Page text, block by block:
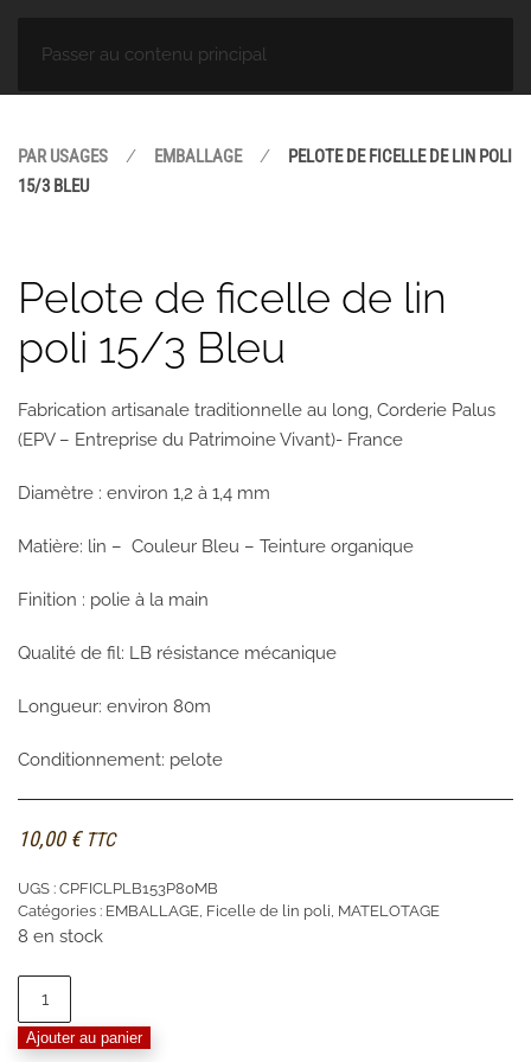
Passer au contenu principal
PAR USAGES EMBALLAGE
PELOTE DE FICELLE DE LIN POLI
15/3 BLEU
Pelote de ficelle de lin
poli 15/3 Bleu
Fabrication artisanale traditionnelle au long, Corderie Palus
(EPV – Entreprise du Patrimoine Vivant)- France
Diamètre : environ 1,2 à 1,4 mm
Matière: lin – Couleur Bleu – Teinture organique
Finition : polie à la main
Qualité de fil: LB résistance mécanique
Longueur: environ 80m
Conditionnement: pelote
10,00€ TTC
UGS : CPFICLPLB153P80MB
Catégories : EMBALLAGE, Ficelle de lin poli, MATELOTAGE
8 en stock
de
Pelote
Ajouter au panier